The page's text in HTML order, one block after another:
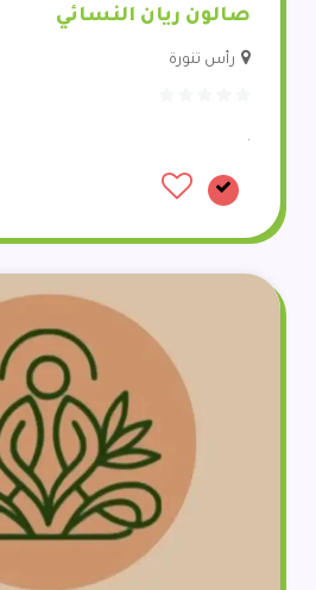
صالون ريان النسائي
رأس تنورة
.